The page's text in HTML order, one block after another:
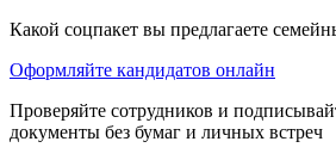
Какой соцпакет вы предлагаете
Оформляйте кандидатов онлайн
Проверяйте сотрудников и
документы без бумаг и личных встреч